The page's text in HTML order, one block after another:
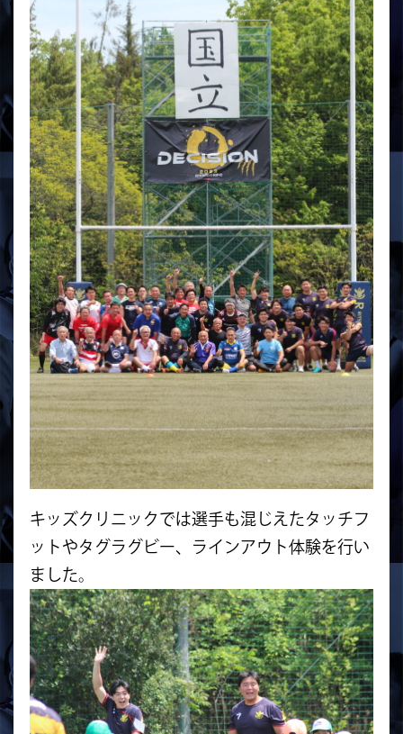
キッズクリニックでは選手も混じえたタッチフ
ットやタグラグビー、ラインアウト体験を行い
ました。